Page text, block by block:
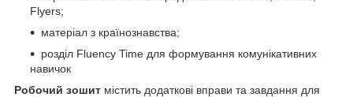
Flyers;
матеріал з країнознавства;
розділ Fluency Time для формування комунікативних
навичок
Робочий зошит містить додаткові вправи та завдання для